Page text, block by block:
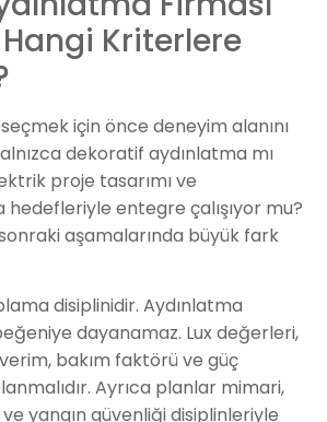
Kriterlere
için önce deneyim alanını
dekoratif aydınlatma mı
proje tasarımı ve
hedefleriyle entegre çalışıyor mu?
aşamalarında büyük fark
disiplinidir. Aydınlatma
dayanamaz. Lux değerleri,
bakım faktörü ve güç
Ayrıca planlar mimari,
yangın güvenliği disiplinleriyle